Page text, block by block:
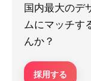
国内最大のデ
ムにマッチす
んか？
採用する